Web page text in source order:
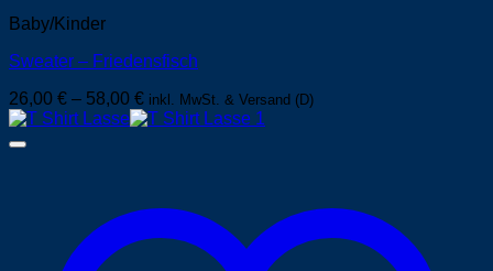
Baby/Kinder
Sweater – Friedensfisch
26,00 € – 58,00 € inkl. MwSt. & Versand (D)